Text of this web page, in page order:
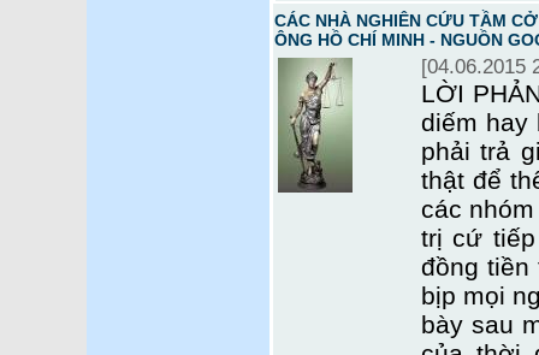
CÁC NHÀ NGHIÊN CỨU TẦM
ÔNG HỒ CHÍ MINH - NGUỒN
[04.06.2015
LỜI
diếm hay
phải trả
thật để
các
trị cứ
đồng tiền
bịp mọi
bày sau